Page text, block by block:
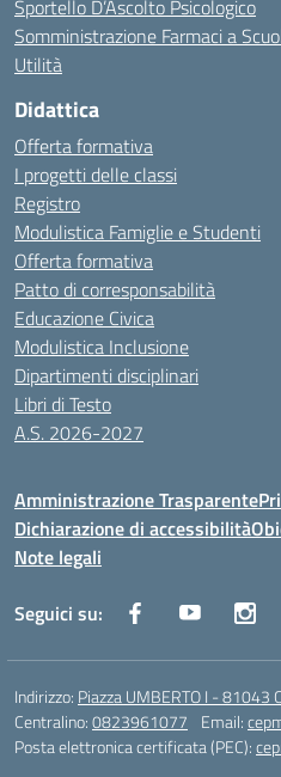
Sportello D’Ascolto Psicologico
Somministrazione Farmaci a
Utilità
Didattica
Offerta formativa
I progetti delle classi
Registro
Modulistica Famiglie e Studenti
Offerta formativa
Patto di corresponsabilità
Educazione Civica
Modulistica Inclusione
Dipartimenti disciplinari
Libri di Testo
A.S. 2026-2027
Amministrazione Trasparente
Dichiarazione di accessibilità
Note legali
Seguici su:
Indirizzo: Piazza UMBERTO I - 81043
Centralino:0823961077 Email:
Posta elettronica certificata (PEC):